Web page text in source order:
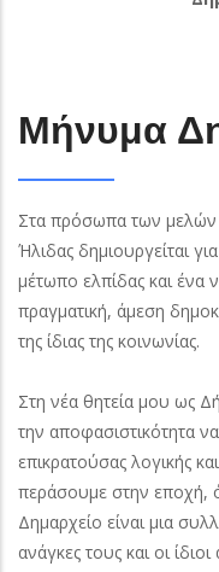
Μήνυμα
Στα πρόσωπα των
Ήλιδας δημιουργείται
μέτωπο ελπίδας και ένα
πραγματική, άμεση
της ίδιας της κοινωνίας.
Στη νέα θητεία μου ως
την αποφασιστικότητα
επικρατούσας λογικής
περάσουμε στην εποχή,
Δημαρχείο είναι μια
ανάγκες τους και οι